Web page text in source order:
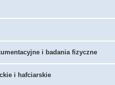
i badania fizyczne
i hafciarskie